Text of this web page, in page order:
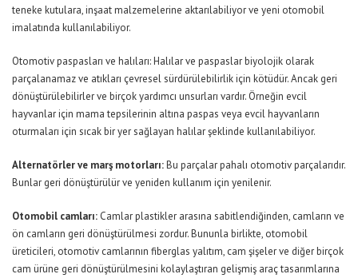
teneke kutulara, inşaat malzemelerine aktarılabiliyor ve yeni otomobil
imalatında kullanılabiliyor.
Otomotiv paspasları ve halıları: Halılar ve paspaslar biyolojik olarak
parçalanamaz ve atıkları çevresel sürdürülebilirlik için kötüdür. Ancak geri
dönüştürülebilirler ve birçok yardımcı unsurları vardır. Örneğin evcil
hayvanlar için mama tepsilerinin altına paspas veya evcil hayvanların
oturmaları için sıcak bir yer sağlayan halılar şeklinde kullanılabiliyor.
Alternatörler ve marş motorları:Bu parçalar pahalı otomotiv parçalarıdır.
Bunlar geri dönüştürülür ve yeniden kullanım için yenilenir.
Otomobil camları: Camlar plastikler arasına sabitlendiğinden, camların ve
ön camların geri dönüştürülmesi zordur. Bununla birlikte, otomobil
üreticileri, otomotiv camlarının fiberglas yalıtım, cam şişeler ve diğer birçok
cam ürüne geri dönüştürülmesini kolaylaştıran gelişmiş araç tasarımlarına